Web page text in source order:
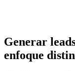
Generar
enfoque